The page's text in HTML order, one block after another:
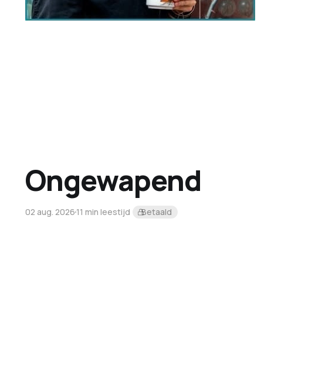
Ongewapend
02 aug. 202611 min leestijd Betaald